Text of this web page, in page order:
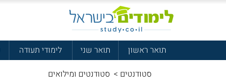
תואר ראשון תואר שני לימודי תעודה
סטודנטים > סטודנטים ומילואים